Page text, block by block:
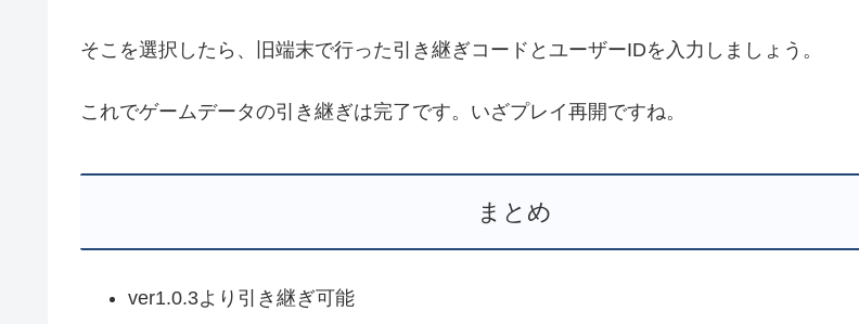
そこを選択したら、旧端末で行った引き継ぎコードとユーザーIDを入力しましょう。
これでゲームデータの引き継ぎは完了です。いざプレイ再開ですね。
まとめ
ver1.0.3より引き継ぎ可能